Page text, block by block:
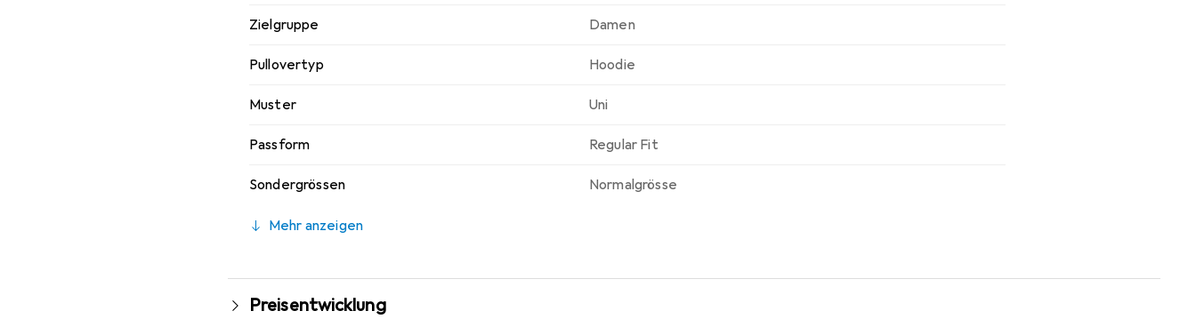
Zielgruppe Damen
Pullovertyp Hoodie
Muster Uni
Passform Regular Fit
Sondergrössen Normalgrösse
Mehr anzeigen
Preisentwicklung